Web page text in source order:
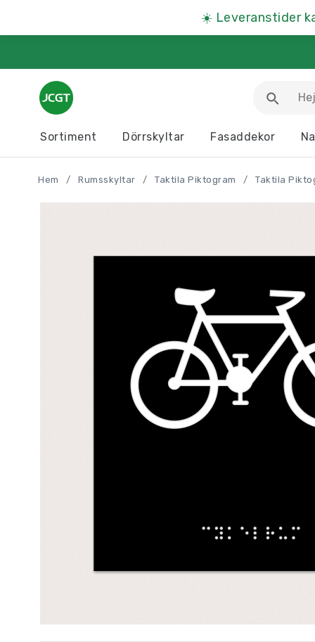
☀️ Leveranstider
Sortiment
Informationstavlor
Kartor
Dörrskyltar Fasaddekor
Hem / Rumsskyltar / Taktila Piktogram / Taktila